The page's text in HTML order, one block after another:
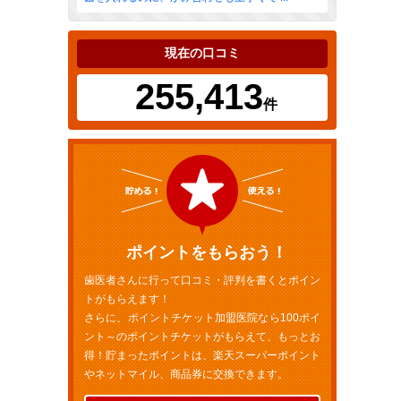
現在の口コミ
255,413件
ポイントをもらおう！
歯医者さんに行って口コミ・評判を書くとポイン
トがもらえます！
さらに、ポイントチケット加盟医院なら100ポイ
ント～のポイントチケットがもらえて、もっとお
得！貯まったポイントは、楽天スーパーポイント
やネットマイル、商品券に交換できます。